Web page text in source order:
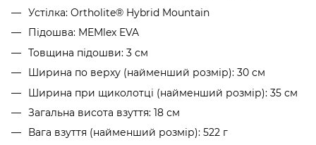
Устілка: Ortholite® Hybrid Mountain
Підошва: MEMlex EVA
Товщина підошви: 3 см
Ширина по верху (найменший розмір): 30 см
Ширина при щиколотці (найменший розмір): 35 см
Загальна висота взуття: 18 см
Вага взуття (найменший розмір): 522 г